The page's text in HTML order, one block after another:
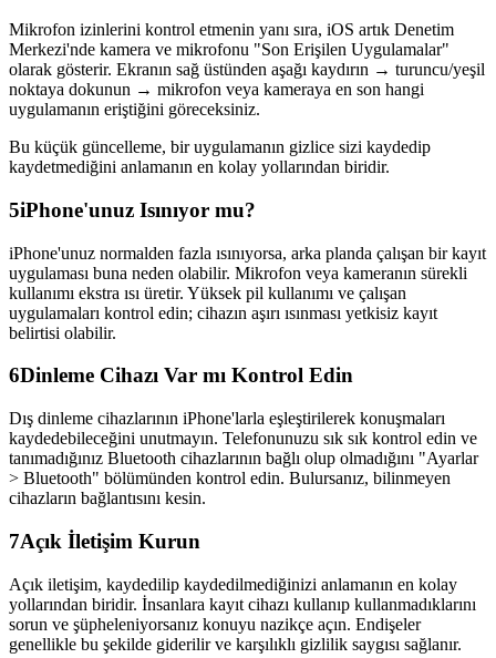
Mikrofon izinlerini kontrol etmenin yanı sıra, iOS artık Denetim
Merkezi'nde kamera ve mikrofonu "Son Erişilen Uygulamalar"
olarak gösterir. Ekranın sağ üstünden aşağı kaydırın → turuncu/yeşil
noktaya dokunun → mikrofon veya kameraya en son hangi
uygulamanın eriştiğini göreceksiniz.
Bu küçük güncelleme, bir uygulamanın gizlice sizi kaydedip
kaydetmediğini anlamanın en kolay yollarından biridir.
5iPhone'unuz Isınıyor mu?
iPhone'unuz normalden fazla ısınıyorsa, arka planda çalışan bir kayıt
uygulaması buna neden olabilir. Mikrofon veya kameranın sürekli
kullanımı ekstra ısı üretir. Yüksek pil kullanımı ve çalışan
uygulamaları kontrol edin; cihazın aşırı ısınması yetkisiz kayıt
belirtisi olabilir.
6Dinleme Cihazı Var mı Kontrol Edin
Dış dinleme cihazlarının iPhone'larla eşleştirilerek konuşmaları
kaydedebileceğini unutmayın. Telefonunuzu sık sık kontrol edin ve
tanımadığınız Bluetooth cihazlarının bağlı olup olmadığını "Ayarlar
> Bluetooth" bölümünden kontrol edin. Bulursanız, bilinmeyen
cihazların bağlantısını kesin.
7Açık İletişim Kurun
Açık iletişim, kaydedilip kaydedilmediğinizi anlamanın en kolay
yollarından biridir. İnsanlara kayıt cihazı kullanıp kullanmadıklarını
sorun ve şüpheleniyorsanız konuyu nazikçe açın. Endişeler
genellikle bu şekilde giderilir ve karşılıklı gizlilik saygısı sağlanır.